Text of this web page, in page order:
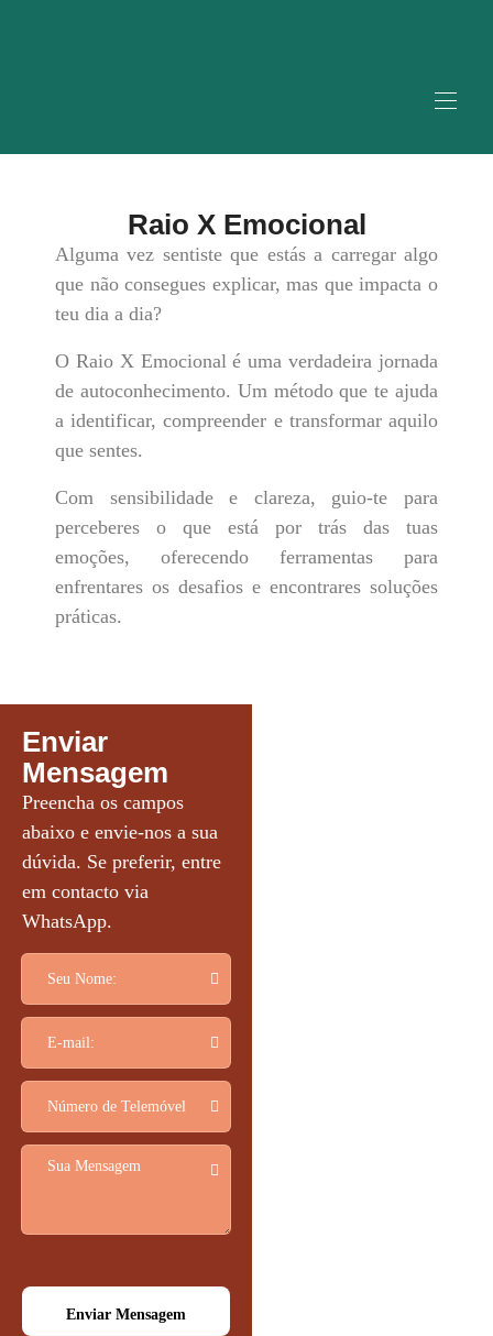
Raio X Emocional
Alguma vez sentiste que estás a carregar algo
que não consegues explicar, mas que impacta o
teu dia a dia?
O Raio X Emocional é uma verdadeira jornada
de autoconhecimento. Um método que te ajuda
a identificar, compreender e transformar aquilo
que sentes.
Com sensibilidade e clareza, guio-te para
perceberes o que está por trás das tuas
emoções, oferecendo ferramentas para
enfrentares os desafios e encontrares soluções
práticas.
Enviar
Mensagem
Preencha os campos
abaixo e envie-nos a sua
dúvida. Se preferir, entre
em contacto via
WhatsApp.
Enviar Mensagem